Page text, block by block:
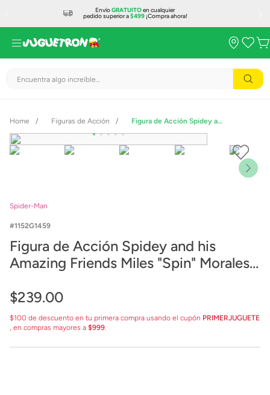
EnvíoGRATUITOen cualquier
pedido superior a$499¡Compra ahora!
Encuentra algo increíble...
Figuras de Acción Figura de Acción Spidey and his Amazing Friends Miles "Spin" Morales G1459
Spider-Man
1152G1459
Figura de Acción Spidey and his
Amazing Friends Miles "Spin" Morales
$239.00
$100 de descuento en tu primera compra usando el cupón PRIMERJUGUETE
, en compras mayores a $999.